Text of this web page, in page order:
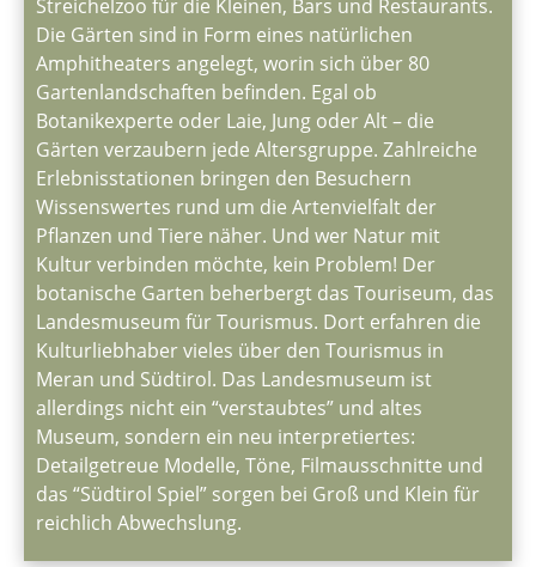
Streichelzoo für die Kleinen, Bars und Restaurants.
Die Gärten sind in Form eines natürlichen
Amphitheaters angelegt, worin sich über 80
Gartenlandschaften befinden. Egal ob
Botanikexperte oder Laie, Jung oder Alt – die
Gärten verzaubern jede Altersgruppe. Zahlreiche
Erlebnisstationen bringen den Besuchern
Wissenswertes rund um die Artenvielfalt der
Pflanzen und Tiere näher. Und wer Natur mit
Kultur verbinden möchte, kein Problem! Der
botanische Garten beherbergt das Touriseum, das
Landesmuseum für Tourismus. Dort erfahren die
Kulturliebhaber vieles über den Tourismus in
Meran und Südtirol. Das Landesmuseum ist
allerdings nicht ein “verstaubtes” und altes
Museum, sondern ein neu interpretiertes:
Detailgetreue Modelle, Töne, Filmausschnitte und
das “Südtirol Spiel” sorgen bei Groß und Klein für
reichlich Abwechslung.